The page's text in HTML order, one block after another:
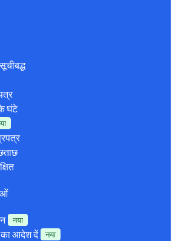
घंटे
नया
का आदेश दें नया